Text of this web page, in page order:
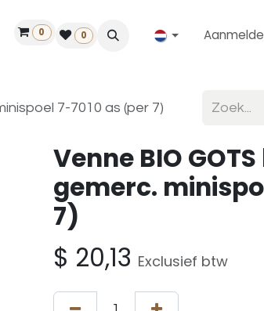
Vind een dealer
0 0
7-7010 as (per 7)
Venne BIO
gemerc.
7)
$ 20,13 Exclusief btw